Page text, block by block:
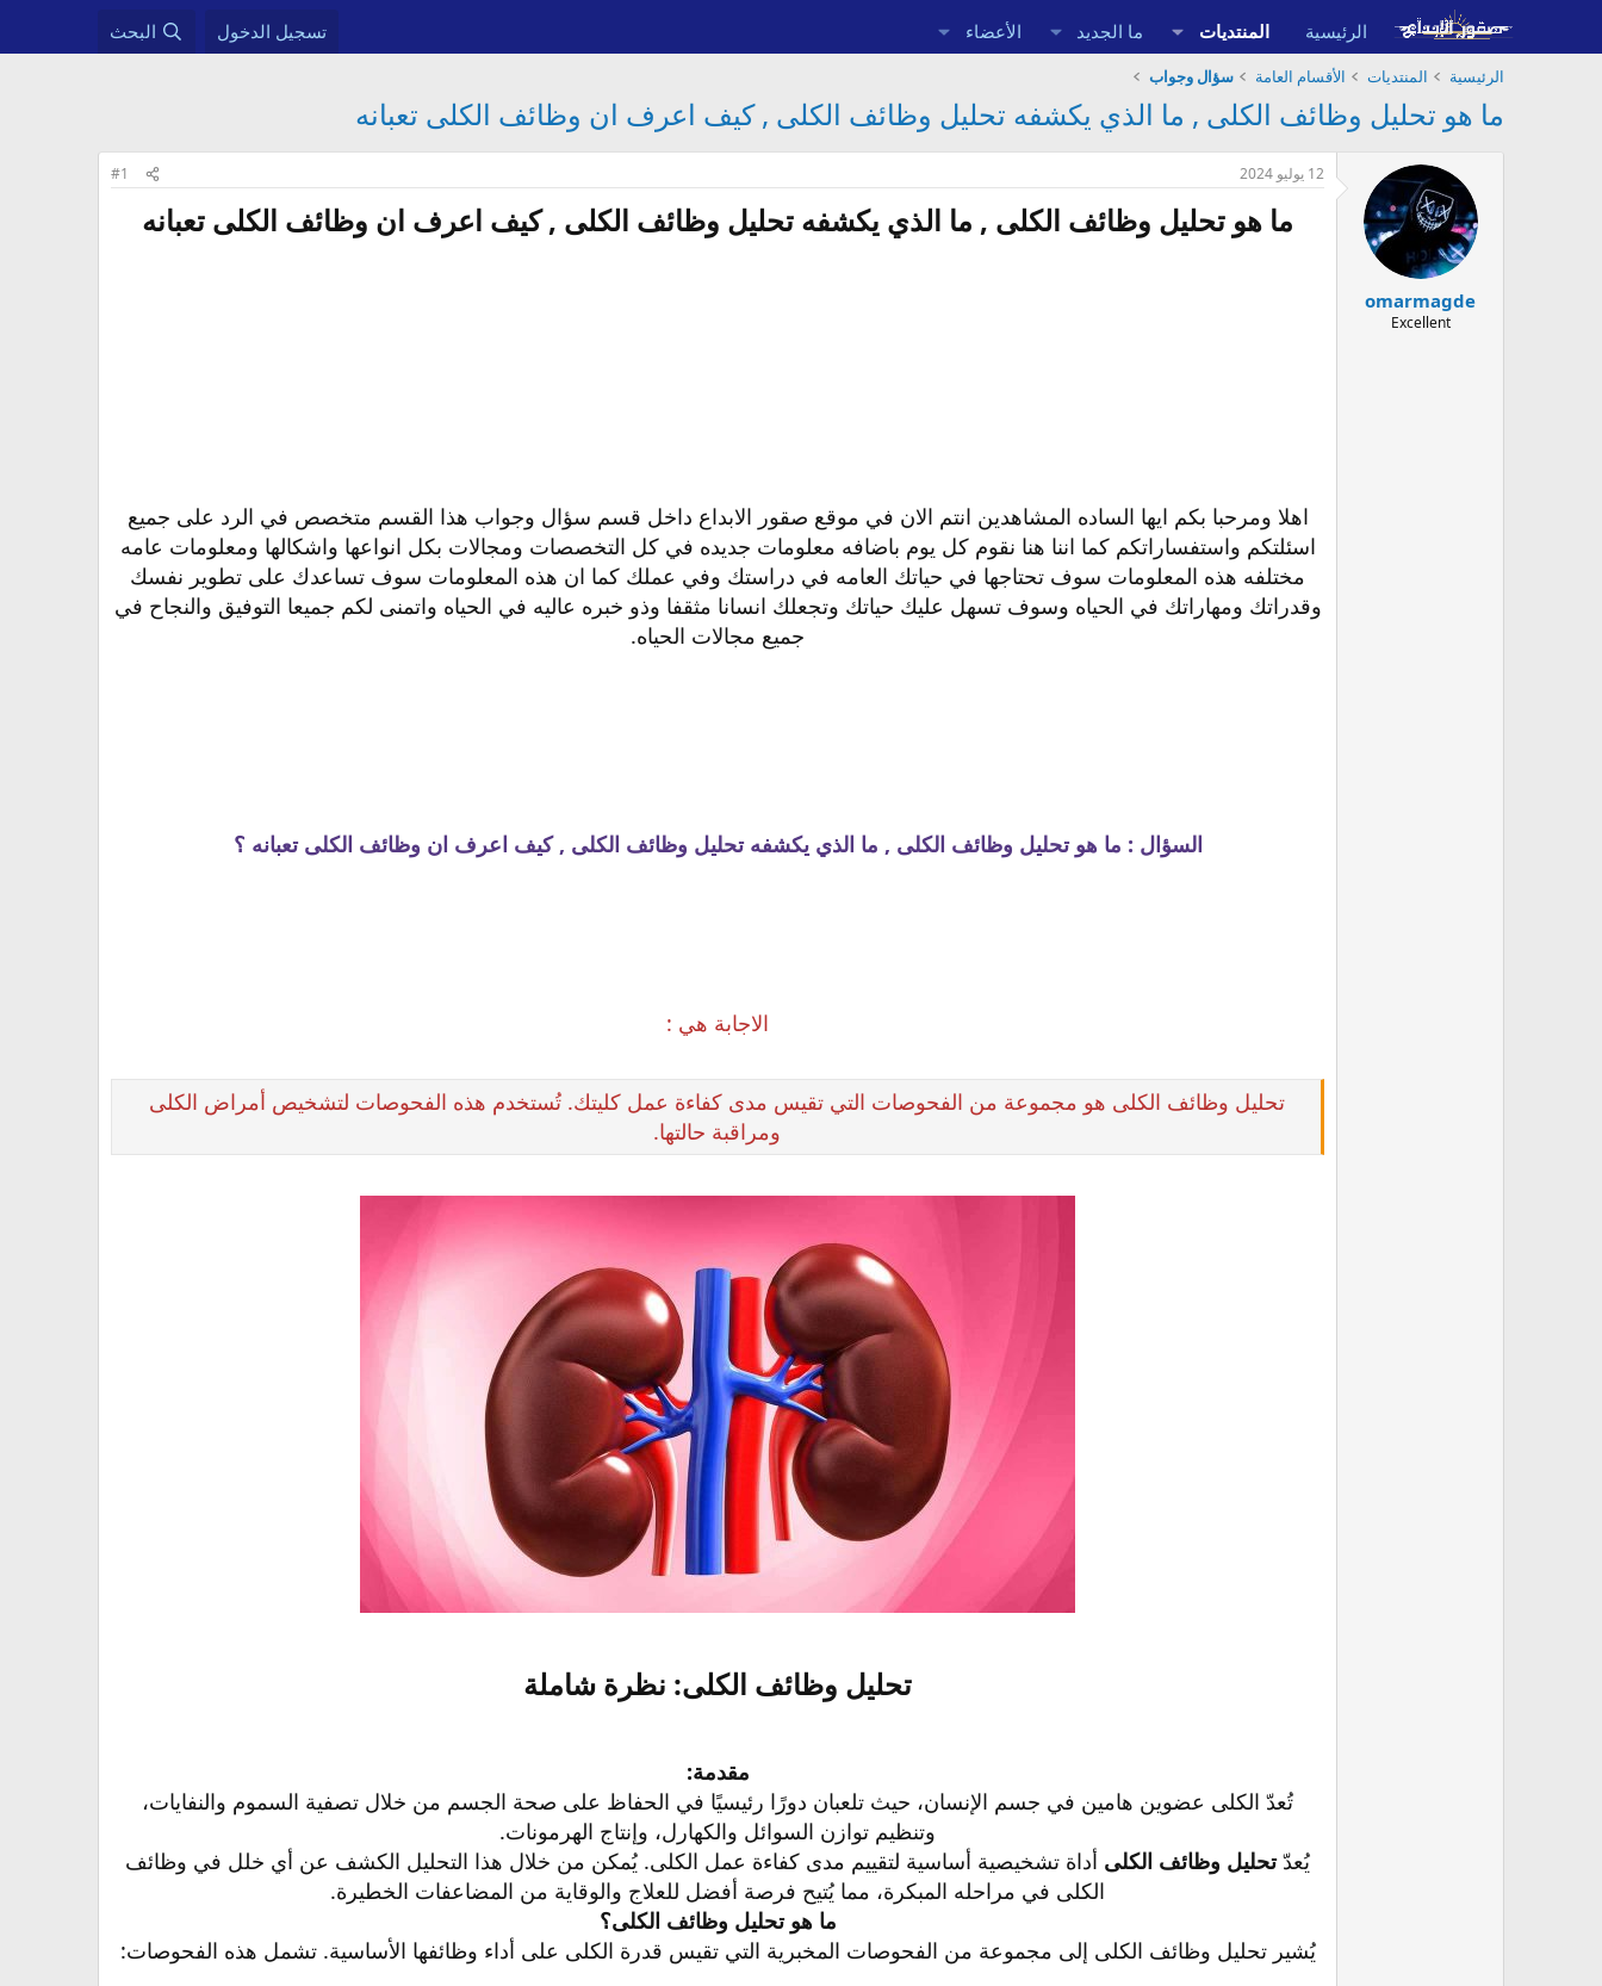
الرئيسية المنتديات ما الجديد الأعضاء تسجيل الدخول البحث
الرئيسية المنتديات الأقسام العامة سؤال وجواب
ما هو تحليل وظائف الكلى , ما الذي يكشفه تحليل وظائف الكلى , كيف اعرف ان وظائف الكلى تعبانه
omarmagde
Excellent
12 يوليو 2024 #1
ما هو تحليل وظائف الكلى , ما الذي يكشفه تحليل وظائف الكلى , كيف اعرف ان وظائف الكلى تعبانه​
اهلا ومرحبا بكم ايها الساده المشاهدين انتم الان في موقع صقور الابداع داخل قسم سؤال وجواب هذا القسم متخصص في الرد على جميع
اسئلتكم واستفساراتكم كما اننا هنا نقوم كل يوم باضافه معلومات جديده في كل التخصصات ومجالات بكل انواعها واشكالها ومعلومات عامه
مختلفه هذه المعلومات سوف تحتاجها في حياتك العامه في دراستك وفي عملك كما ان هذه المعلومات سوف تساعدك على تطوير نفسك
وقدراتك ومهاراتك في الحياه وسوف تسهل عليك حياتك وتجعلك انسانا مثقفا وذو خبره عاليه في الحياه واتمنى لكم جميعا التوفيق والنجاح في
جميع مجالات الحياه.
السؤال : ما هو تحليل وظائف الكلى , ما الذي يكشفه تحليل وظائف الكلى , كيف اعرف ان وظائف الكلى تعبانه ؟
الاجابة هي :
تحليل وظائف الكلى هو مجموعة من الفحوصات التي تقيس مدى كفاءة عمل كليتك. تُستخدم هذه الفحوصات لتشخيص أمراض الكلى
ومراقبة حالتها.
تحليل وظائف الكلى: نظرة شاملة​
مقدمة:
تُعدّ الكلى عضوين هامين في جسم الإنسان، حيث تلعبان دورًا رئيسيًا في الحفاظ على صحة الجسم من خلال تصفية السموم والنفايات،
وتنظيم توازن السوائل والكهارل، وإنتاج الهرمونات.
يُعدّتحليل وظائف الكلى أداة تشخيصية أساسية لتقييم مدى كفاءة عمل الكلى. يُمكن من خلال هذا التحليل الكشف عن أي خلل في وظائف
الكلى في مراحله المبكرة، مما يُتيح فرصة أفضل للعلاج والوقاية من المضاعفات الخطيرة.
ما هو تحليل وظائف الكلى؟
يُشير تحليل وظائف الكلى إلى مجموعة من الفحوصات المخبرية التي تقيس قدرة الكلى على أداء وظائفها الأساسية. تشمل هذه الفحوصات:​